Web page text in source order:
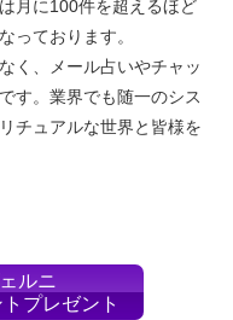
月に100件を超えるほど
っております。
く、メール占いやチャッ
す。業界でも随一のシス
チュアルな世界と皆様を
ルニ
プレゼント